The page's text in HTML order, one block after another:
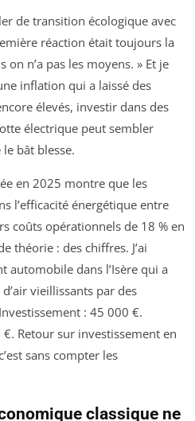
de transition écologique avec
réaction était toujours la
on n’a pas les moyens. » Et je
inflation qui a laissé des
élevés, investir dans des
électrique peut sembler
bât blesse.
en 2025 montre que les
l’efficacité énergétique entre
coûts opérationnels de 18 % en
théorie : des chiffres. J’ai
automobile dans l’Isère qui a
vieillissants par des
: 45 000 €.
Retour sur investissement en
sans compter les
classique ne